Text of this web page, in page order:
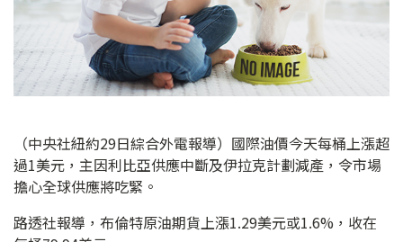
（中央社紐約29日綜合外電報導）國際油價今天每桶上漲超
過1美元，主因利比亞供應中斷及伊拉克計劃減產，令市場
擔心全球供應將吃緊。
路透社報導，布倫特原油期貨上漲1.29美元或1.6%，收在